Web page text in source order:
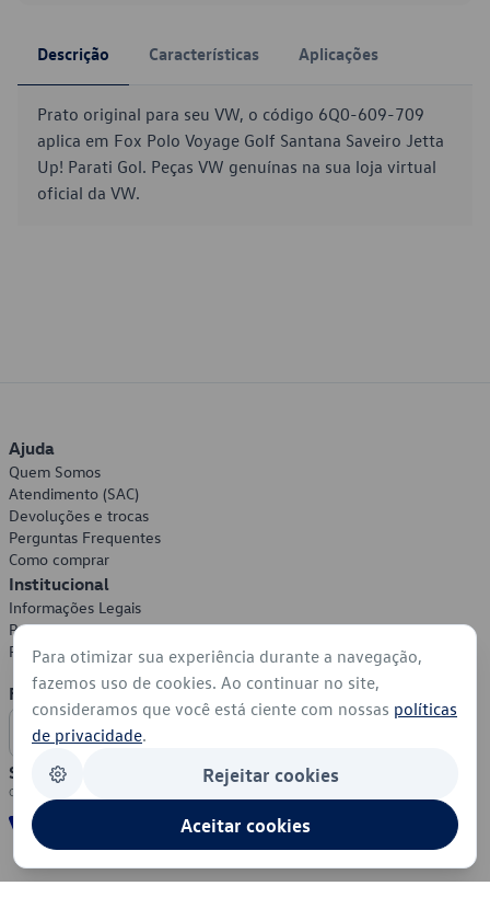
Descrição Características Aplicações
Prato original para seu VW, o código 6Q0-609-709
aplica em Fox Polo Voyage Golf Santana Saveiro Jetta
Up! Parati Gol. Peças VW genuínas na sua loja virtual
oficial da VW.
Ajuda
Quem Somos
Atendimento (SAC)
Devoluções e trocas
Perguntas Frequentes
Como comprar
Institucional
Informações Legais
Política de Privacidade
Política de Cookies
Formas de Pagamento
Segurança
Para otimizar sua experiência durante a navegação,
fazemos uso de cookies. Ao continuar no site,
consideramos que você está ciente com nossas políticas
de privacidade.
Rejeitar cookies
Aceitar cookies